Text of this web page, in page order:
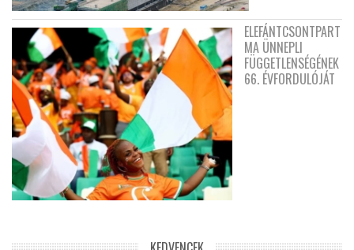
ELEFÁNTCSONTPART
MA ÜNNEPLI
FÜGGETLENSÉGÉNEK
66. ÉVFORDULÓJÁT